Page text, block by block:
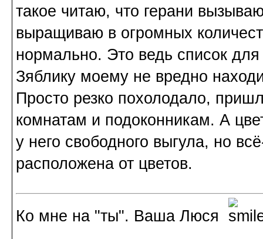
такое читаю, что герани
выращиваю в огромных
нормально. Это ведь список
Зяблику моему не вредно
Просто резко похолодало,
комнатам и подоконникам. А
у него свободного выгула, но
расположена от цветов.
Ко мне на "ты". Ваша Люся